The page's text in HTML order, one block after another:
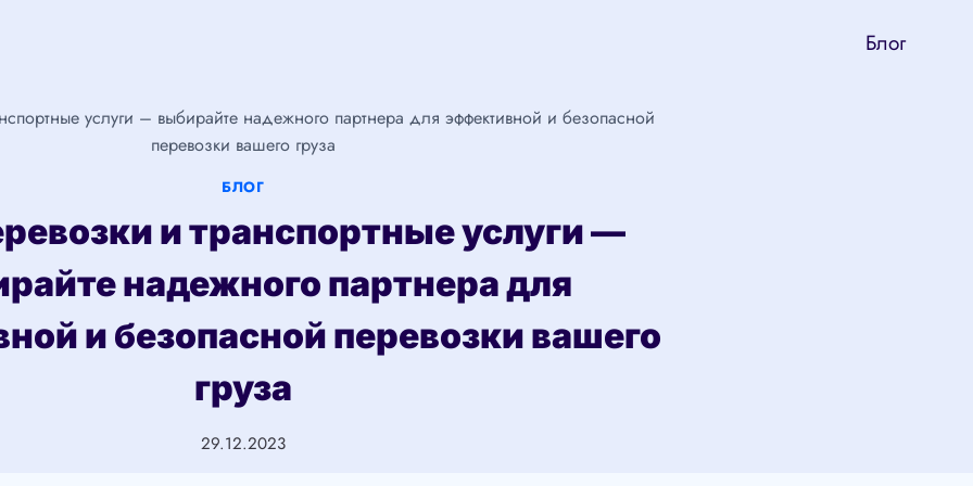
Блог
услуги – выбирайте надежного партнера для эффективной и безопасной
перевозки вашего груза
БЛОГ
и транспортные услуги —
надежного партнера для
и безопасной перевозки вашего
груза
29.12.2023